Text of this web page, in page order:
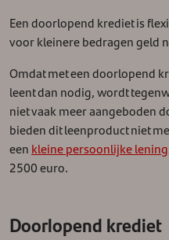
Een doorlopend krediet is
voor kleinere bedragen geld
Omdat met een doorlopend
leent dan nodig, wordt
niet vaak meer aangeboden
bieden dit leenproduct niet
een kleine persoonlijke lening
2500 euro.
Doorlopend krediet